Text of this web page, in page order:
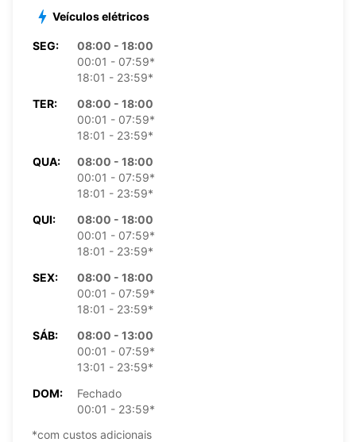
Veículos elétricos
SEG:
08:00 - 18:00
00:01 - 07:59*
18:01 - 23:59*
TER:
08:00 - 18:00
00:01 - 07:59*
18:01 - 23:59*
QUA:
08:00 - 18:00
00:01 - 07:59*
18:01 - 23:59*
QUI:
08:00 - 18:00
00:01 - 07:59*
18:01 - 23:59*
SEX:
08:00 - 18:00
00:01 - 07:59*
18:01 - 23:59*
SÁB:
08:00 - 13:00
00:01 - 07:59*
13:01 - 23:59*
DOM:
Fechado
00:01 - 23:59*
*com custos adicionais